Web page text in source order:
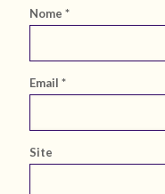
Nome *
Email *
Site